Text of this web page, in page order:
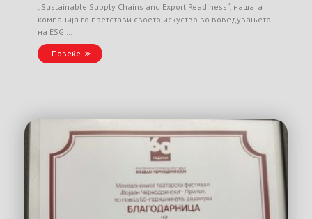
„Sustainable Supply Chains and Export Readiness“, нашата
компанија го претстави своето искуство во воведувањето
на ESG …
Повеќе